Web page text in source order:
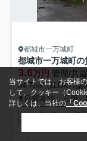
都城市一万城町
都城市一万城町
3.6万円 管理/共
34.78㎡ (1LDK) /築
日豊本線「三股
インターネット対応
当サイトでは、お客様
して、クッキー（
詳しくは、当社の「